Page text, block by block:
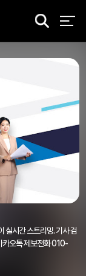
검
실시간 스트리밍. 기사 검
오톡 제보전화 010-